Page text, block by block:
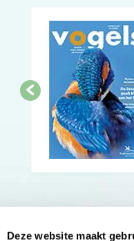
Deze website maakt